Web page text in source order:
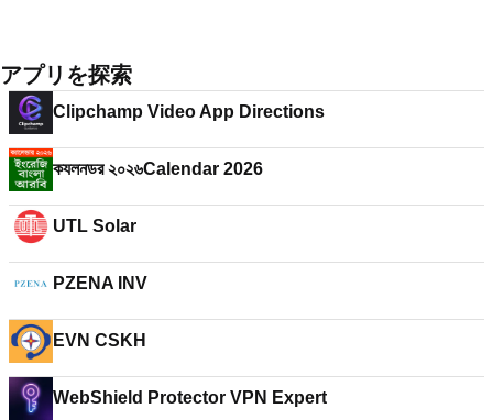
アプリを探索
Clipchamp Video App Directions
কযলনডর ২০২৬Calendar 2026
UTL Solar
PZENA INV
EVN CSKH
WebShield Protector VPN Expert